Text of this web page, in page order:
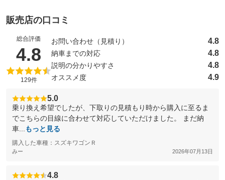
販売店の口コミ
総合評価
4.8 （5点満点中）
129件
お問い合わせ（見積り） 4.8
納車までの対応 4.8
説明の分かりやすさ 4.8
オススメ度 4.9
5.0
乗り換え希望でしたが、下取りの見積もり時から購入に至るま
でこちらの目線に合わせて対応していただけました。 まだ納
車...
もっと見る
購入した車種：スズキワゴンＲ
みー 2026年07月13日
4.8